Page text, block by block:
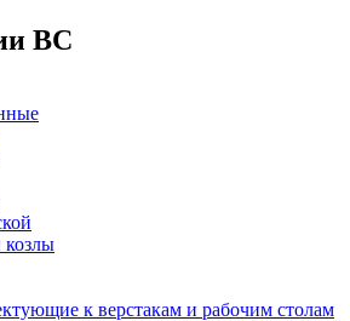
ВС
козлы
к верстакам и рабочим столам